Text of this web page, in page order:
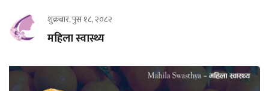
शुक्रबार, पुस १८, २०८२
महिला स्वास्थ्य